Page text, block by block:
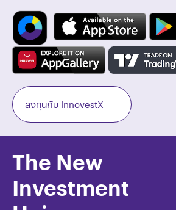
ลงทุนกับ InnovestX
The New
Investment